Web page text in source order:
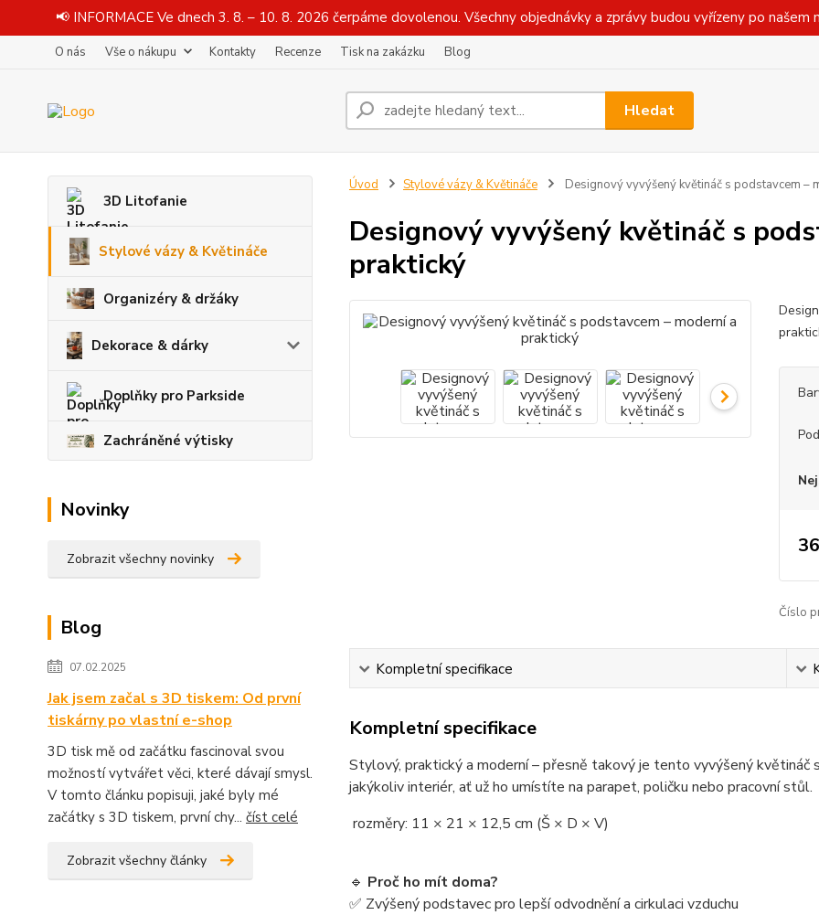
📢 INFORMACE Ve dnech 3. 8. – 10. 8. 2026 čerpáme dovolenou. Všechny objednávky a zprávy budou vyřízeny po
O nás Vše o nákupu Kontakty Recenze Tisk na zakázku Blog
Hledat
3D Litofanie
Stylové vázy & Květináče
Organizéry & držáky
Dekorace & dárky
Doplňky pro Parkside
Zachráněné výtisky
Novinky
Zobrazit všechny novinky
Blog
07.02.2025
Jak jsem začal s 3D tiskem: Od první
tiskárny po vlastní e-shop
3D tisk mě od začátku fascinoval svou
možností vytvářet věci, které dávají smysl.
V tomto článku popisuji, jaké byly mé
začátky s 3D tiskem, první chy... číst celé
Zobrazit všechny články
Úvod Stylové vázy & Květináče Designový vyvýšený květináč s podstavcem –
Designový vyvýšený květináč s
praktický
Číslo
Kompletní specifikace
Kompletní specifikace
Stylový, praktický a moderní – přesně takový je tento vyvýšený květináč
jakýkoliv interiér, ať už ho umístíte na parapet, poličku nebo pracovní stůl.
rozměry: 11 × 21 × 12,5 cm (Š × D × V)
🔹 Proč ho mít doma?
✅ Zvýšený podstavec pro lepší odvodnění a cirkulaci vzduchu